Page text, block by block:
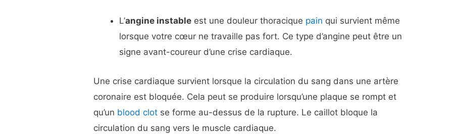
L’angine instable est une douleur thoracique pain qui survient même
lorsque votre cœur ne travaille pas fort. Ce type d’angine peut être un
signe avant-coureur d’une crise cardiaque.
Une crise cardiaque survient lorsque la circulation du sang dans une artère
coronaire est bloquée. Cela peut se produire lorsqu’une plaque se rompt et
qu’un blood clot se forme au-dessus de la rupture. Le caillot bloque la
circulation du sang vers le muscle cardiaque.